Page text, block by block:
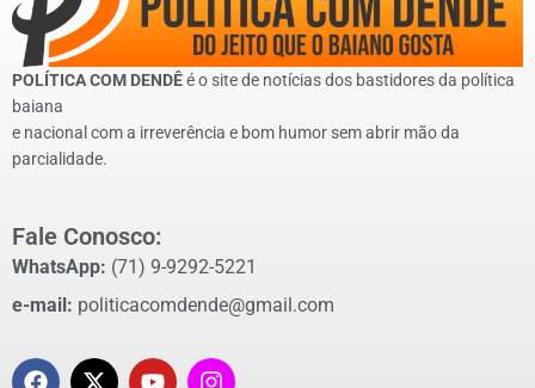
POLÍTICA COM DENDÊé o site de notícias dos bastidores da política
baiana
e nacional com a irreverência e bom humor sem abrir mão da
parcialidade.
Fale Conosco:
WhatsApp: (71) 9-9292-5221
e-mail: politicacomdende@gmail.com